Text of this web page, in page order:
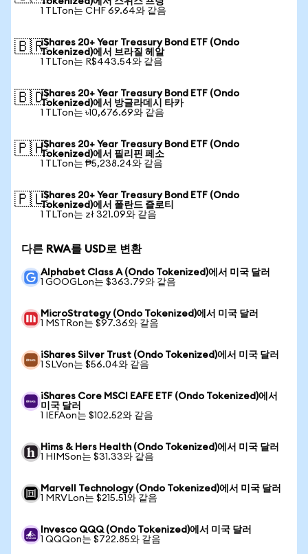
1 TLTon는 CHF 69.64와 같음
🇧🇷iShares 20+ Year Treasury Bond ETF (Ondo
Tokenized)에서 브라질 헤알
1 TLTon는 R$443.54와 같음
🇧🇩iShares 20+ Year Treasury Bond ETF (Ondo
Tokenized)에서 방글라데시 타카
1 TLTon는 ৳10,676.69와 같음
🇵🇭iShares 20+ Year Treasury Bond ETF (Ondo
Tokenized)에서 필리핀 페소
1 TLTon는 ₱5,238.24와 같음
🇵🇱iShares 20+ Year Treasury Bond ETF (Ondo
Tokenized)에서 폴란드 즐로티
1 TLTon는 zł 321.09와 같음
다른 RWA를 USD로 변환
Alphabet Class A (Ondo Tokenized)에서 미국 달러
1 GOOGLon는 $363.79와 같음
MicroStrategy (Ondo Tokenized)에서 미국 달러
1 MSTRon는 $97.36와 같음
iShares Silver Trust (Ondo Tokenized)에서 미국 달러
1 SLVon는 $56.04와 같음
iShares Core MSCI EAFE ETF (Ondo Tokenized)에서
미국 달러
1 IEFAon는 $102.52와 같음
Hims & Hers Health (Ondo Tokenized)에서 미국 달러
1 HIMSon는 $31.33와 같음
Marvell Technology (Ondo Tokenized)에서 미국 달러
1 MRVLon는 $215.51와 같음
Invesco QQQ (Ondo Tokenized)에서 미국 달러
1 QQQon는 $722.85와 같음